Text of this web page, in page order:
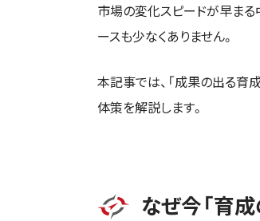
市場の変化スピードが早ま
ースも少なくありません。
本記事では、「成果の出る育
体策を解説します。
なぜ今「育